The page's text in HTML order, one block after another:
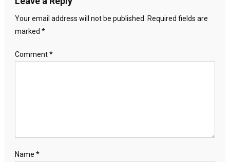
Your email address will not be published. Required fields are
marked *
Comment*
Name *